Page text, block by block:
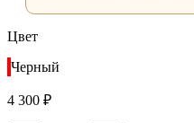
Цвет
Черный
4 300 ₽